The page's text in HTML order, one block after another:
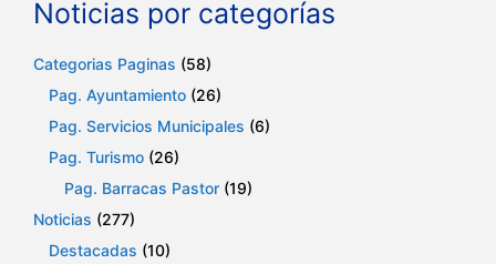
Noticias por categorías
Categorias Paginas (58)
Pag. Ayuntamiento (26)
Pag. Servicios Municipales (6)
Pag. Turismo (26)
Pag. Barracas Pastor (19)
Noticias (277)
Destacadas (10)